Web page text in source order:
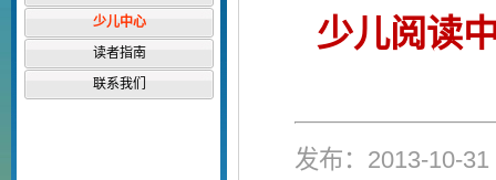
少儿中心
读者指南
联系我们
少儿阅读
发布：2013-10-